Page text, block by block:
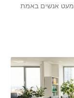
אנשים באמת